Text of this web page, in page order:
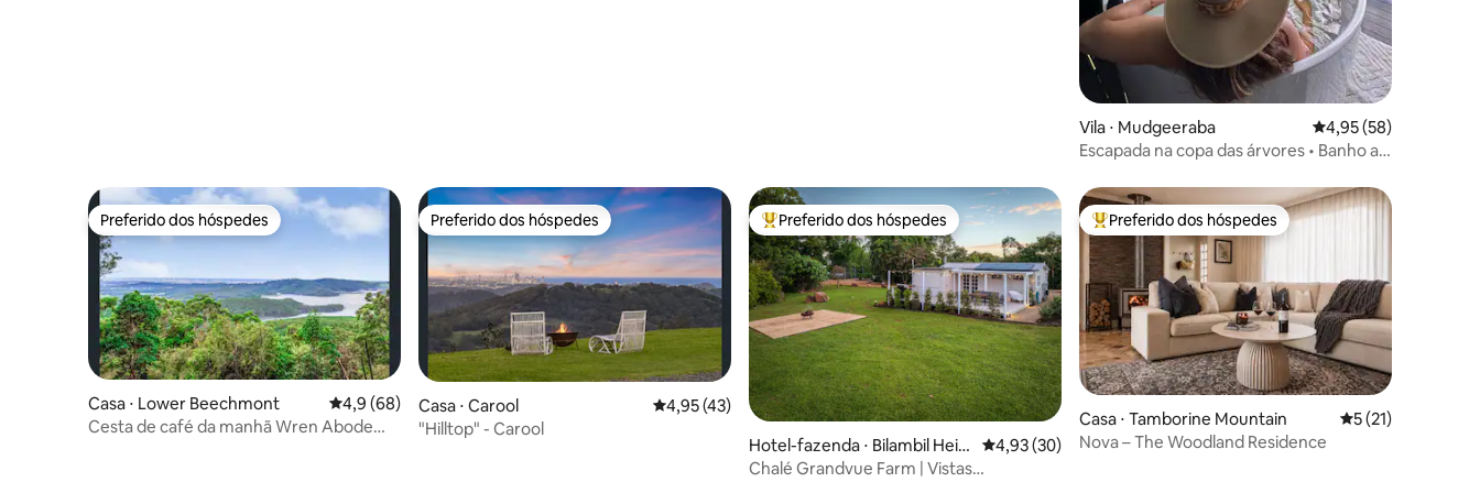
Vila ⋅ Mudgeeraba 4,95 de uma
4,95 (58)
Escapada na copa das árvores • Banho ao
Preferido dos hóspedes
Preferido dos hóspedes
Casa ⋅ Lower Beechmont 4,9 de uma avaliação média de 5, 68 avaliações
4,9 (68)
Cesta de café da manhã Wren Abode
Preferido dos hóspedes
Preferido dos hóspedes
Casa ⋅ Carool 4,95 de uma avaliação média de 5, 43 avaliações
4,95 (43)
"Hilltop" - Carool
Entre os melhores preferidos dos hóspedes
Preferido dos hóspedes
Hotel-fazenda ⋅ Bilambil Heig
hts
4,93 de uma avaliação média de 5, 30 avaliações
4,93 (30)
Chalé Grandvue Farm | Vistas
Entre os melhores preferidos dos hóspedes
Preferido dos hóspedes
Casa ⋅ Tamborine Mountain 5 de uma
5 (21)
Nova – The Woodland Residence